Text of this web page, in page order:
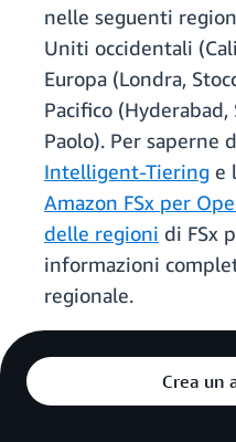
nelle seguenti
Uniti occidentali
Europa (Londra,
Pacifico (Hyderabad,
Paolo). Per saperne
Intelligent-Tiering e
Amazon FSx per
delle regioni di FSx
informazioni
regionale.
Crea un